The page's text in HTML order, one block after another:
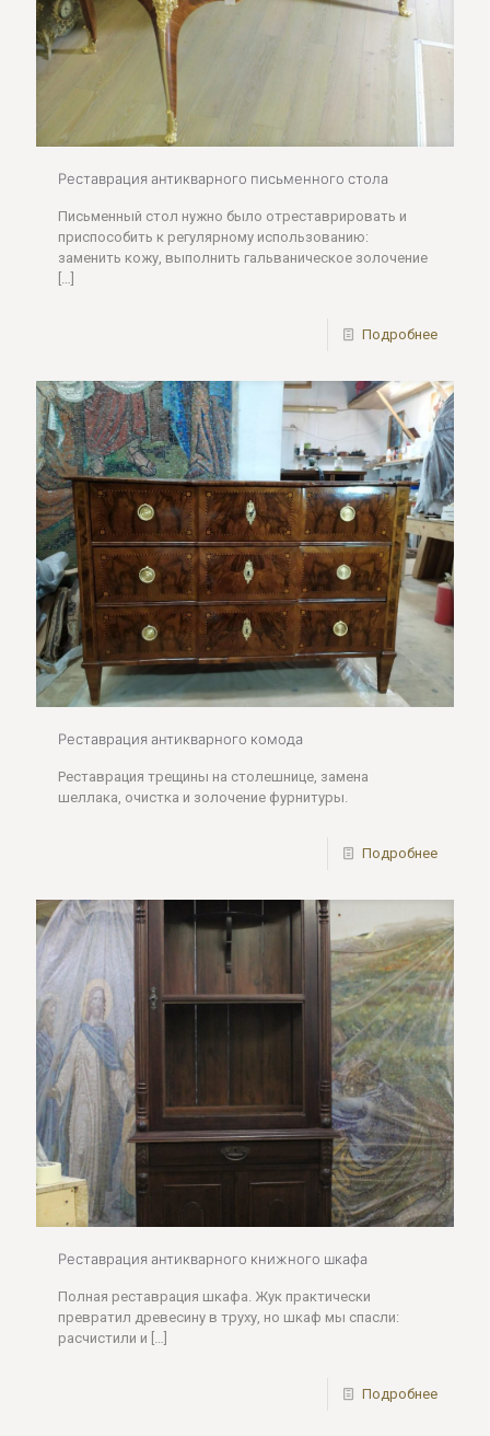
Реставрация антикварного письменного стола
Письменный стол нужно было отреставрировать и
приспособить к регулярному использованию:
заменить кожу, выполнить гальваническое золочение
Подробнее
Реставрация антикварного комода
Реставрация трещины на столешнице, замена
шеллака, очистка и золочение фурнитуры.
Подробнее
Реставрация антикварного книжного шкафа
Полная реставрация шкафа. Жук практически
превратил древесину в труху, но шкаф мы спасли:
расчистили и […]
Подробнее